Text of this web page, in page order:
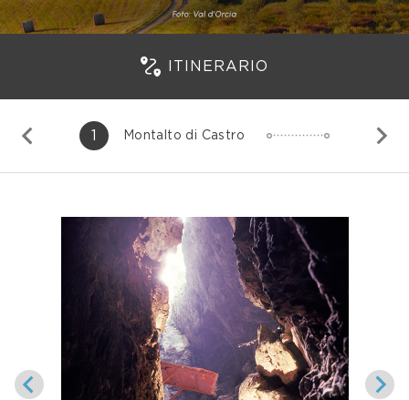
ITINERARIO
1 Montalto di Castro